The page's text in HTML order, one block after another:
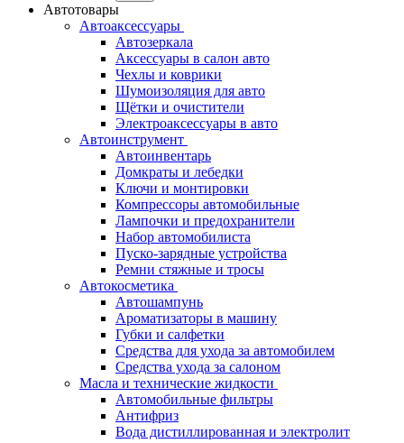
Автотовары
Автоаксессуары
Автозеркала
Аксессуары в салон авто
Чехлы и коврики
Шумоизоляция для авто
Щётки и очистители
Электроаксессуары в авто
Автоинструмент
Автоинвентарь
Домкраты и лебедки
Ключи и монтировки
Компрессоры автомобильные
Лампочки и предохранители
Набор автомобилиста
Пуско-зарядные устройства
Ремни стяжные и тросы
Автокосметика
Автошампунь
Ароматизаторы в машину
Губки и салфетки
Средства для ухода за автомобилем
Средства ухода за салоном
Масла и технические жидкости
Автомобильные фильтры
Антифриз
Вода дистиллированная и электролит